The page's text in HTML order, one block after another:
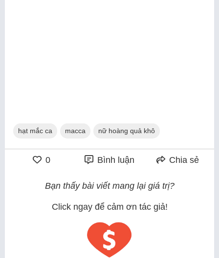
hạt mắc ca macca nữ hoàng quả khô
0 Bình luận Chia sẻ
Bạn thấy bài viết mang lại giá trị?
Click ngay để cảm ơn tác giả!